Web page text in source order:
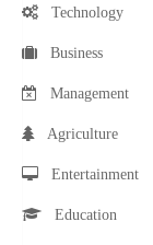
Technology
Business
Management
Agriculture
Entertainment
Education